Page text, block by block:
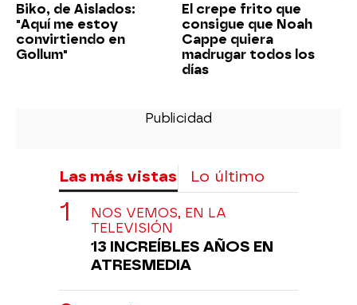
Biko, de Aislados:
"Aquí me estoy
convirtiendo en
Gollum"
El crepe frito que
consigue que Noah
Cappe quiera
madrugar todos los
días
Las más vistas Lo último
NOS VEMOS, EN LA
TELEVISIÓN
13 INCREÍBLES AÑOS EN
ATRESMEDIA